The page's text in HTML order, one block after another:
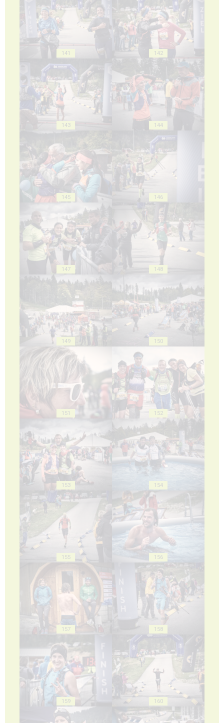
141 142
143 144
145 146
147 148
149 150
151 152
153 154
155 156
157 158
159 160